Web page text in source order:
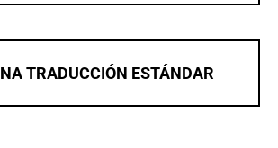
TRADUCCIÓN ESTÁNDAR